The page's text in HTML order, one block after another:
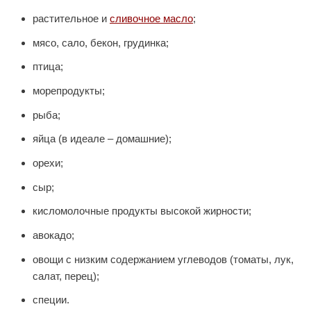
растительное и сливочное масло;
мясо, сало, бекон, грудинка;
птица;
морепродукты;
рыба;
яйца (в идеале ‒ домашние);
орехи;
сыр;
кисломолочные продукты высокой жирности;
авокадо;
овощи с низким содержанием углеводов (томаты, лук,
салат, перец);
специи.